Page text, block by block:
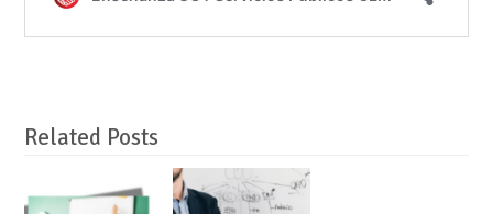
Related Posts